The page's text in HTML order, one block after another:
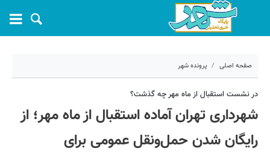
صفحه اصلی پرونده شهر
۲۹ شهریور ۱۴۰۲ - ۱۳:۰۷
کد مطلب:42813
در نشست استقبال از ماه مهر چه گذشت؟
شهرداری تهران آماده استقبال از ماه مهر؛ از
رایگان شدن حمل‌ونقل عمومی برای